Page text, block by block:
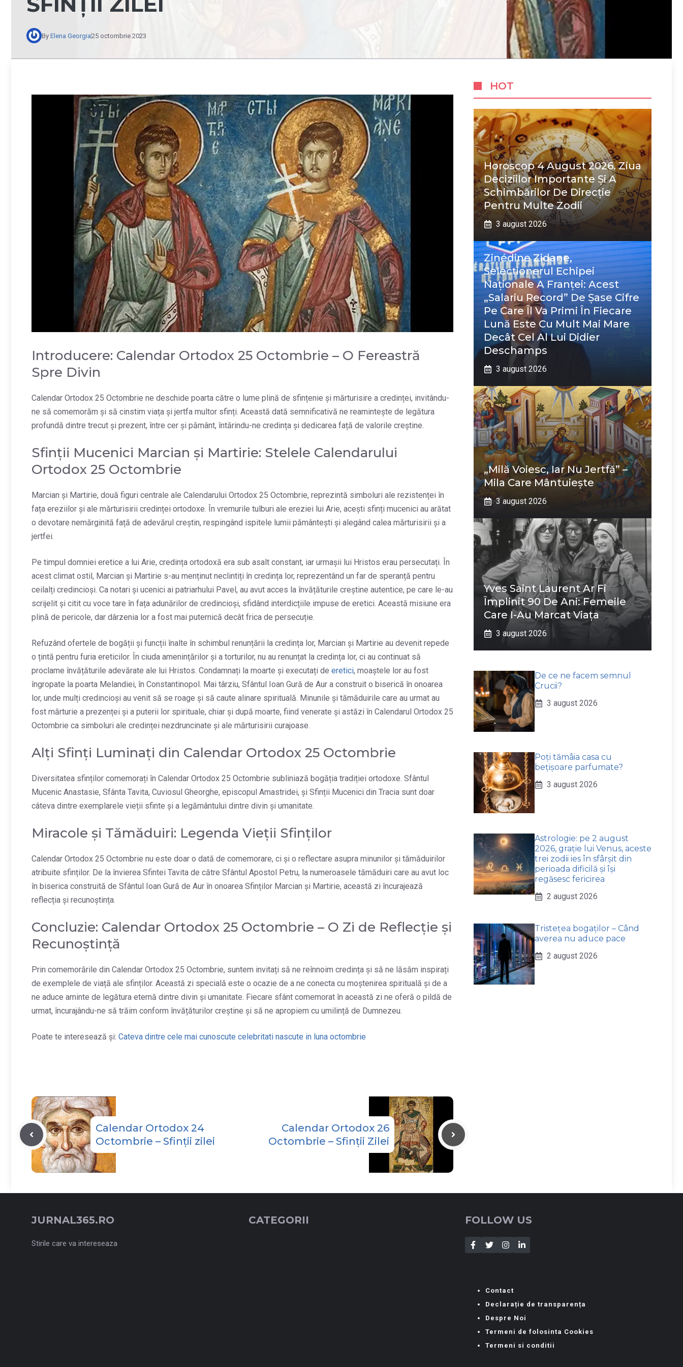
By Elena Georgia25 octombrie 2023
Introducere: Calendar Ortodox 25 Octombrie – O Fereastră
Spre Divin
Calendar Ortodox 25 Octombrie ne deschide poarta către o lume plină de sfințenie și mărturisire a credinței, invitându-
ne să comemorăm și să cinstim viața și jertfa multor sfinți. Această dată semnificativă ne reamintește de legătura
profundă dintre trecut și prezent, între cer și pământ, întărindu-ne credința și dedicarea față de valorile creștine.
Sfinții Mucenici Marcian și Martirie: Stelele Calendarului
Ortodox 25 Octombrie
Marcian și Martirie, două figuri centrale ale Calendarului Ortodox 25 Octombrie, reprezintă simboluri ale rezistenței în
fața ereziilor și ale mărturisirii credinței ortodoxe. În vremurile tulburi ale ereziei lui Arie, acești sfinți mucenici au arătat
o devotare nemărginită față de adevărul creștin, respingând ispitele lumii pământești și alegând calea mărturisirii și a
jertfei.
Pe timpul domniei eretice a lui Arie, credința ortodoxă era sub asalt constant, iar urmașii lui Hristos erau persecutați. În
acest climat ostil, Marcian și Martirie s-au menținut neclintiți în credința lor, reprezentând un far de speranță pentru
ceilalți credincioși. Ca notari și ucenici ai patriarhului Pavel, au avut acces la învățăturile creștine autentice, pe care le-au
scrijelit și citit cu voce tare în fața adunărilor de credincioși, sfidând interdicțiile impuse de eretici. Această misiune era
plină de pericole, dar dârzenia lor a fost mai puternică decât frica de persecuție.
Refuzând ofertele de bogății și funcții înalte în schimbul renunțării la credința lor, Marcian și Martirie au devenit repede
o țintă pentru furia ereticilor. În ciuda amenințărilor și a torturilor, nu au renunțat la credința lor, ci au continuat să
proclame învățăturile adevărate ale lui Hristos. Condamnați la moarte și executați de eretici, moaștele lor au fost
îngropate la poarta Melandiei, în Constantinopol. Mai târziu, Sfântul Ioan Gură de Aur a construit o biserică în onoarea
lor, unde mulți credincioși au venit să se roage și să caute alinare spirituală. Minunile și tămăduirile care au urmat au
fost mărturie a prezenței și a puterii lor spirituale, chiar și după moarte, fiind venerate și astăzi în Calendarul Ortodox 25
Octombrie ca simboluri ale credinței nezdruncinate și ale mărturisirii curajoase.
Alți Sfinți Luminați din Calendar Ortodox 25 Octombrie
Diversitatea sfinților comemorați în Calendar Ortodox 25 Octombrie subliniază bogăția tradiției ortodoxe. Sfântul
Mucenic Anastasie, Sfânta Tavita, Cuviosul Gheorghe, episcopul Amastridei, și Sfinții Mucenici din Tracia sunt doar
câteva dintre exemplarele vieții sfinte și a legământului dintre divin și umanitate.
Miracole și Tămăduiri: Legenda Vieții Sfinților
Calendar Ortodox 25 Octombrie nu este doar o dată de comemorare, ci și o reflectare asupra minunilor și tămăduirilor
atribuite sfinților. De la învierea Sfintei Tavita de către Sfântul Apostol Petru, la numeroasele tămăduiri care au avut loc
în biserica construită de Sfântul Ioan Gură de Aur în onoarea Sfinților Marcian și Martirie, această zi încurajează
reflecția și recunoștința.
Concluzie: Calendar Ortodox 25 Octombrie – O Zi de Reflecție și
Recunoștință
Prin comemorările din Calendar Ortodox 25 Octombrie, suntem invitați să ne reînnoim credința și să ne lăsăm inspirați
de exemplele de viață ale sfinților. Această zi specială este o ocazie de a ne conecta cu moștenirea spirituală și de a
ne aduce aminte de legătura eternă dintre divin și umanitate. Fiecare sfânt comemorat în această zi ne oferă o pildă de
urmat, încurajându-ne să trăim conform învățăturilor creștine și să ne apropiem cu umilință de Dumnezeu.
Poate te interesează și: Cateva dintre cele mai cunoscute celebritati nascute in luna octombrie
Calendar Ortodox 24
Octombrie – Sfinții zilei
Calendar Ortodox 26
Octombrie – Sfinții Zilei
HOT
Horoscop 4 August 2026. Ziua
Deciziilor Importante Și A
Schimbărilor De Direcție
Pentru Multe Zodii
3 august 2026
Zinédine Zidane,
Selecționerul Echipei
Naționale A Franței: Acest
„salariu Record” De Șase Cifre
Pe Care Îl Va Primi În Fiecare
Lună Este Cu Mult Mai Mare
Decât Cel Al Lui Didier
Deschamps
3 august 2026
„Milă Voiesc, Iar Nu Jertfă” –
Mila Care Mântuiește
3 august 2026
Yves Saint Laurent Ar Fi
Împlinit 90 De Ani: Femeile
Care I-Au Marcat Viața
3 august 2026
De ce ne facem semnul
Crucii?
3 august 2026
Poți tămâia casa cu
bețișoare parfumate?
3 august 2026
Astrologie: pe 2 august
2026, grație lui Venus, aceste
trei zodii ies în sfârșit din
perioada dificilă și își
regăsesc fericirea
2 august 2026
Tristețea bogaților – Când
averea nu aduce pace
2 august 2026
JURNAL365.RO
Stirile care va intereseaza
CATEGORII FOLLOW US
Contact
Declarație de transparența
Despre Noi
Termeni de folosinta Cookies
Termeni si conditii